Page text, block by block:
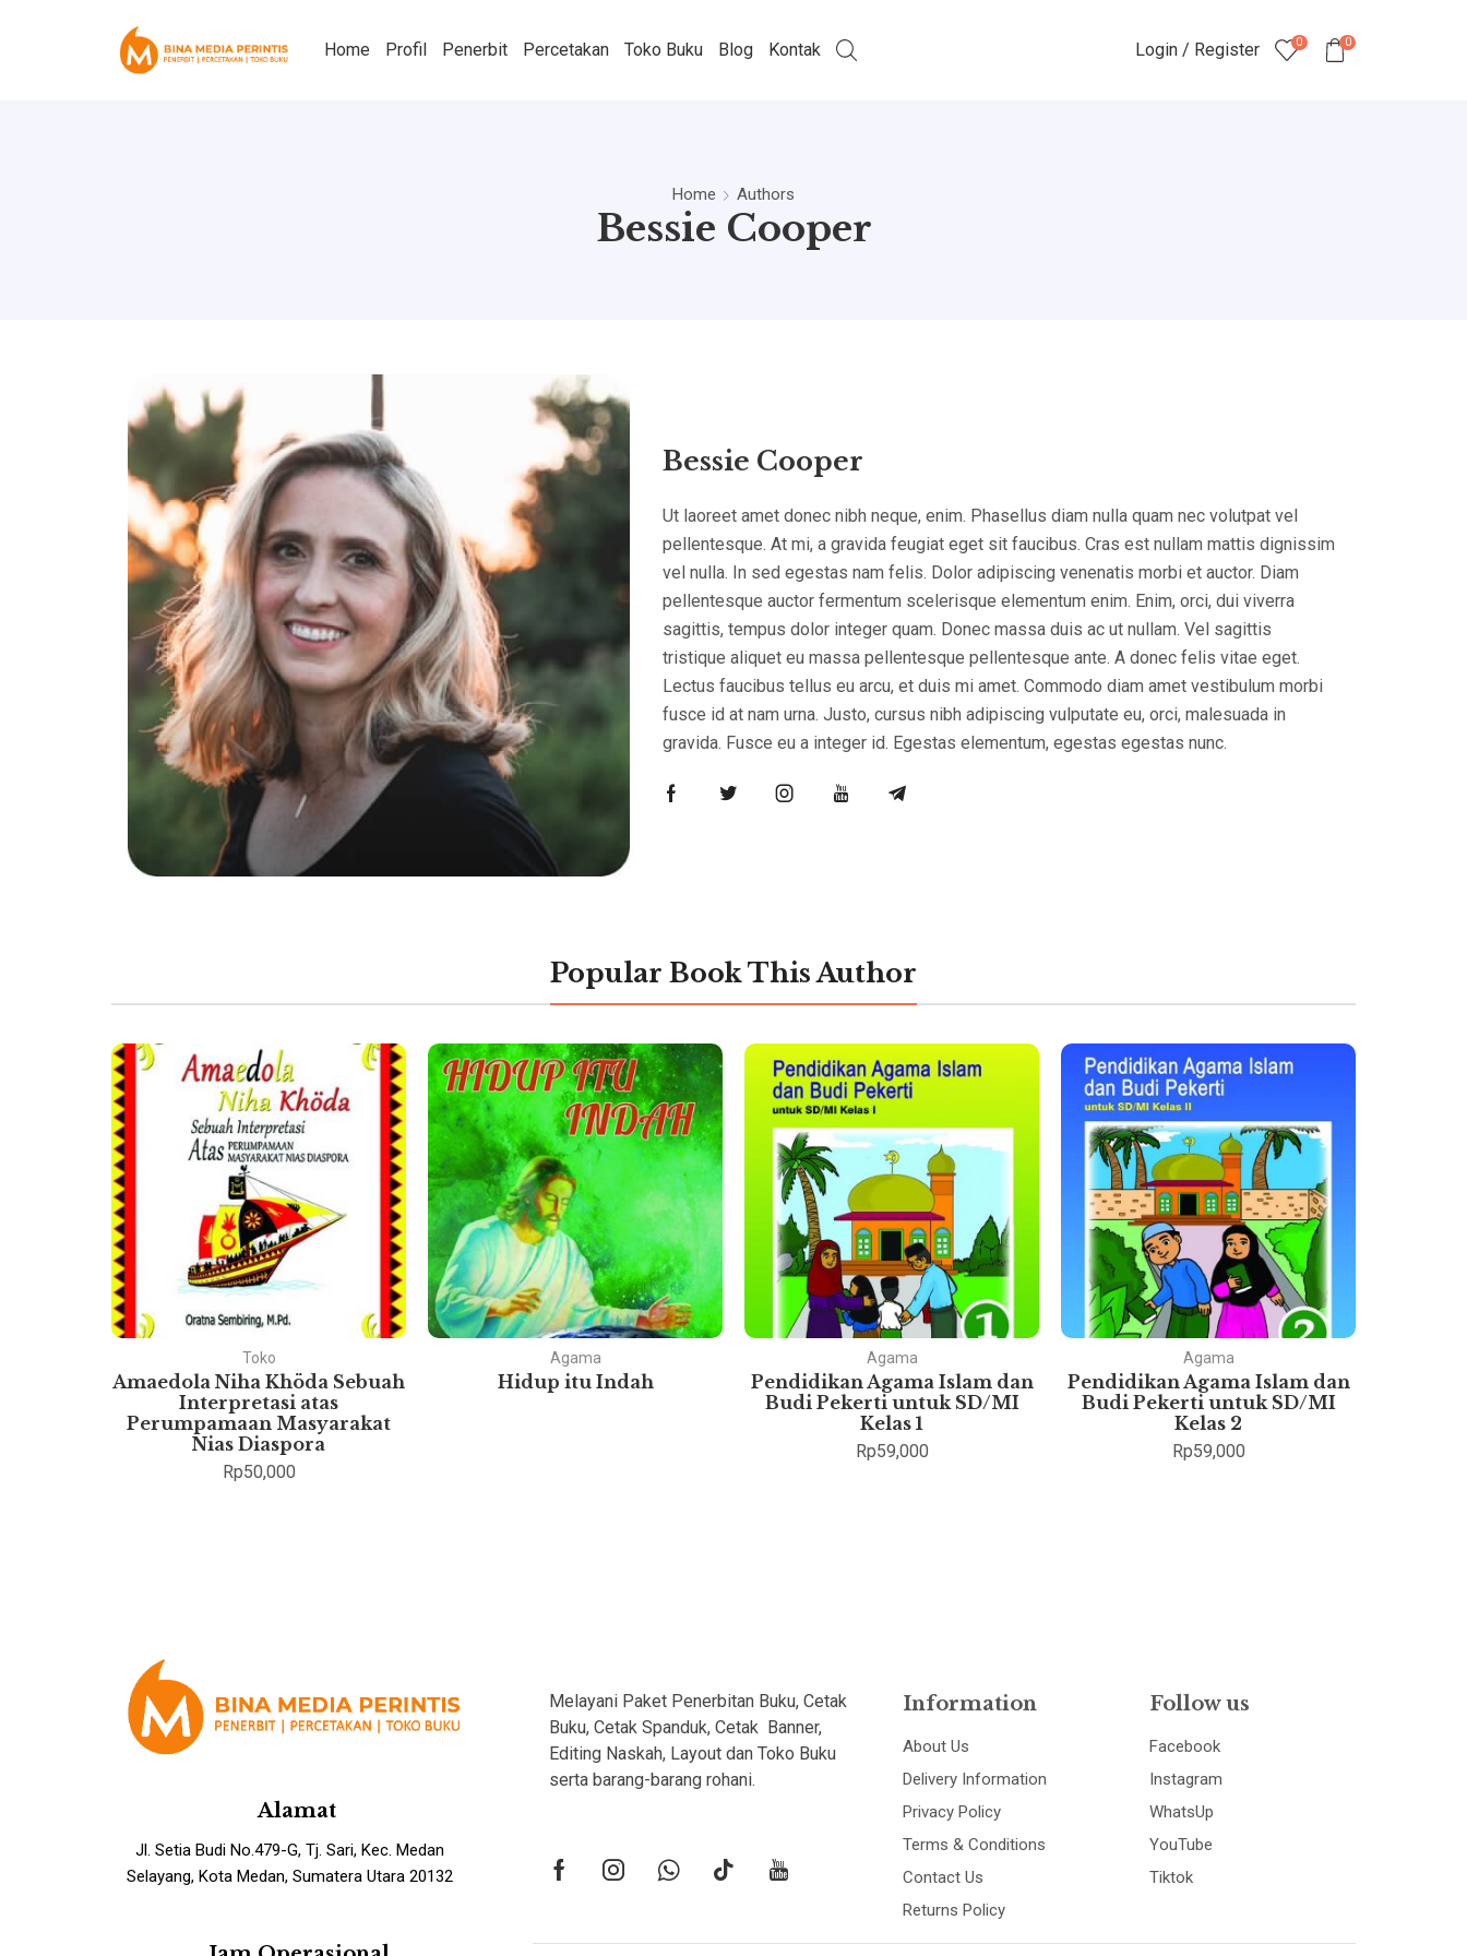
Home Profil Penerbit Percetakan Toko Buku Blog Kontak Login / Register 0 0
Home Authors
Bessie Cooper
Bessie Cooper
Ut laoreet amet donec nibh neque, enim. Phasellus diam nulla quam nec volutpat vel
pellentesque. At mi, a gravida feugiat eget sit faucibus. Cras est nullam mattis dignissim
vel nulla. In sed egestas nam felis. Dolor adipiscing venenatis morbi et auctor. Diam
pellentesque auctor fermentum scelerisque elementum enim. Enim, orci, dui viverra
sagittis, tempus dolor integer quam. Donec massa duis ac ut nullam. Vel sagittis
tristique aliquet eu massa pellentesque pellentesque ante. A donec felis vitae eget.
Lectus faucibus tellus eu arcu, et duis mi amet. Commodo diam amet vestibulum morbi
fusce id at nam urna. Justo, cursus nibh adipiscing vulputate eu, orci, malesuada in
gravida. Fusce eu a integer id. Egestas elementum, egestas egestas nunc.
Popular Book This Author
Toko
Amaedola Niha Khöda Sebuah
Interpretasi atas
Perumpamaan Masyarakat
Nias Diaspora
Rp50,000
Agama
Hidup itu Indah
Agama
Pendidikan Agama Islam dan
Budi Pekerti untuk SD/MI
Kelas 1
Rp59,000
Agama
Pendidikan Agama Islam dan
Budi Pekerti untuk SD/MI
Kelas 2
Rp59,000
Alamat
Jl. Setia Budi No.479-G, Tj. Sari, Kec. Medan
Selayang, Kota Medan, Sumatera Utara 20132
Melayani Paket Penerbitan Buku, Cetak
Buku, Cetak Spanduk, Cetak Banner,
Editing Naskah, Layout dan Toko Buku
serta barang-barang rohani.
Information
About Us
Delivery Information
Privacy Policy
Terms & Conditions
Contact Us
Returns Policy
Follow us
Facebook
Instagram
WhatsUp
YouTube
Tiktok